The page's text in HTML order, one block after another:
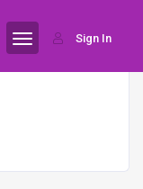
Sign In